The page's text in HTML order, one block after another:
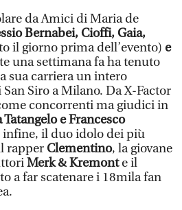
da Amici di Maria de
Bernabei, Cioffi, Gaia,
il giorno prima dell’evento) e
una settimana fa ha tenuto
sua carriera un intero
Siro a Milano. Da X-Factor
concorrenti ma giudici in
Tatangelo e Francesco
infine, il duo idolo dei più
rapper Clementino, la giovane
Merk & Kremonte il
a far scatenare i 18mila fan